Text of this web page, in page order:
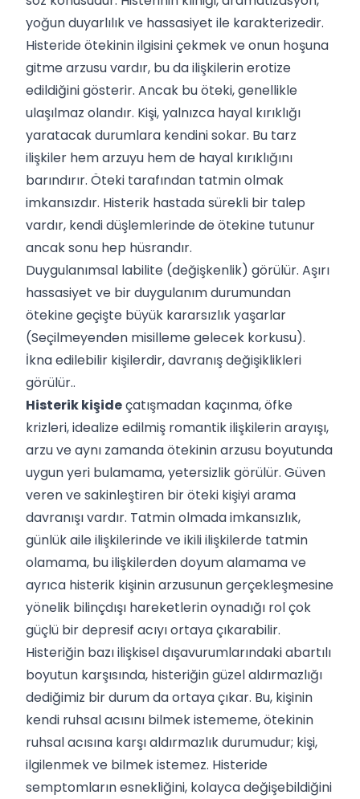
yoğun duyarlılık ve hassasiyet ile karakterizedir.
Histeride ötekinin ilgisini çekmek ve onun hoşuna
gitme arzusu vardır, bu da ilişkilerin erotize
edildiğini gösterir. Ancak bu öteki, genellikle
ulaşılmaz olandır. Kişi, yalnızca hayal kırıklığı
yaratacak durumlara kendini sokar. Bu tarz
ilişkiler hem arzuyu hem de hayal kırıklığını
barındırır. Öteki tarafından tatmin olmak
imkansızdır. Histerik hastada sürekli bir talep
vardır, kendi düşlemlerinde de ötekine tutunur
ancak sonu hep hüsrandır.
Duygulanımsal labilite (değişkenlik) görülür. Aşırı
hassasiyet ve bir duygulanım durumundan
ötekine geçişte büyük kararsızlık yaşarlar
(Seçilmeyenden misilleme gelecek korkusu).
İkna edilebilir kişilerdir, davranış değişiklikleri
görülür..
Histerik kişideçatışmadan kaçınma, öfke
krizleri, idealize edilmiş romantik ilişkilerin arayışı,
arzu ve aynı zamanda ötekinin arzusu boyutunda
uygun yeri bulamama, yetersizlik görülür. Güven
veren ve sakinleştiren bir öteki kişiyi arama
davranışı vardır. Tatmin olmada imkansızlık,
günlük aile ilişkilerinde ve ikili ilişkilerde tatmin
olamama, bu ilişkilerden doyum alamama ve
ayrıca histerik kişinin arzusunun gerçekleşmesine
yönelik bilinçdışı hareketlerin oynadığı rol çok
güçlü bir depresif acıyı ortaya çıkarabilir.
Histeriğin bazı ilişkisel dışavurumlarındaki abartılı
boyutun karşısında, histeriğin güzel aldırmazlığı
dediğimiz bir durum da ortaya çıkar. Bu, kişinin
kendi ruhsal acısını bilmek istememe, ötekinin
ruhsal acısına karşı aldırmazlık durumudur; kişi,
ilgilenmek ve bilmek istemez. Histeride
semptomların esnekliğini, kolayca değişebildiğini